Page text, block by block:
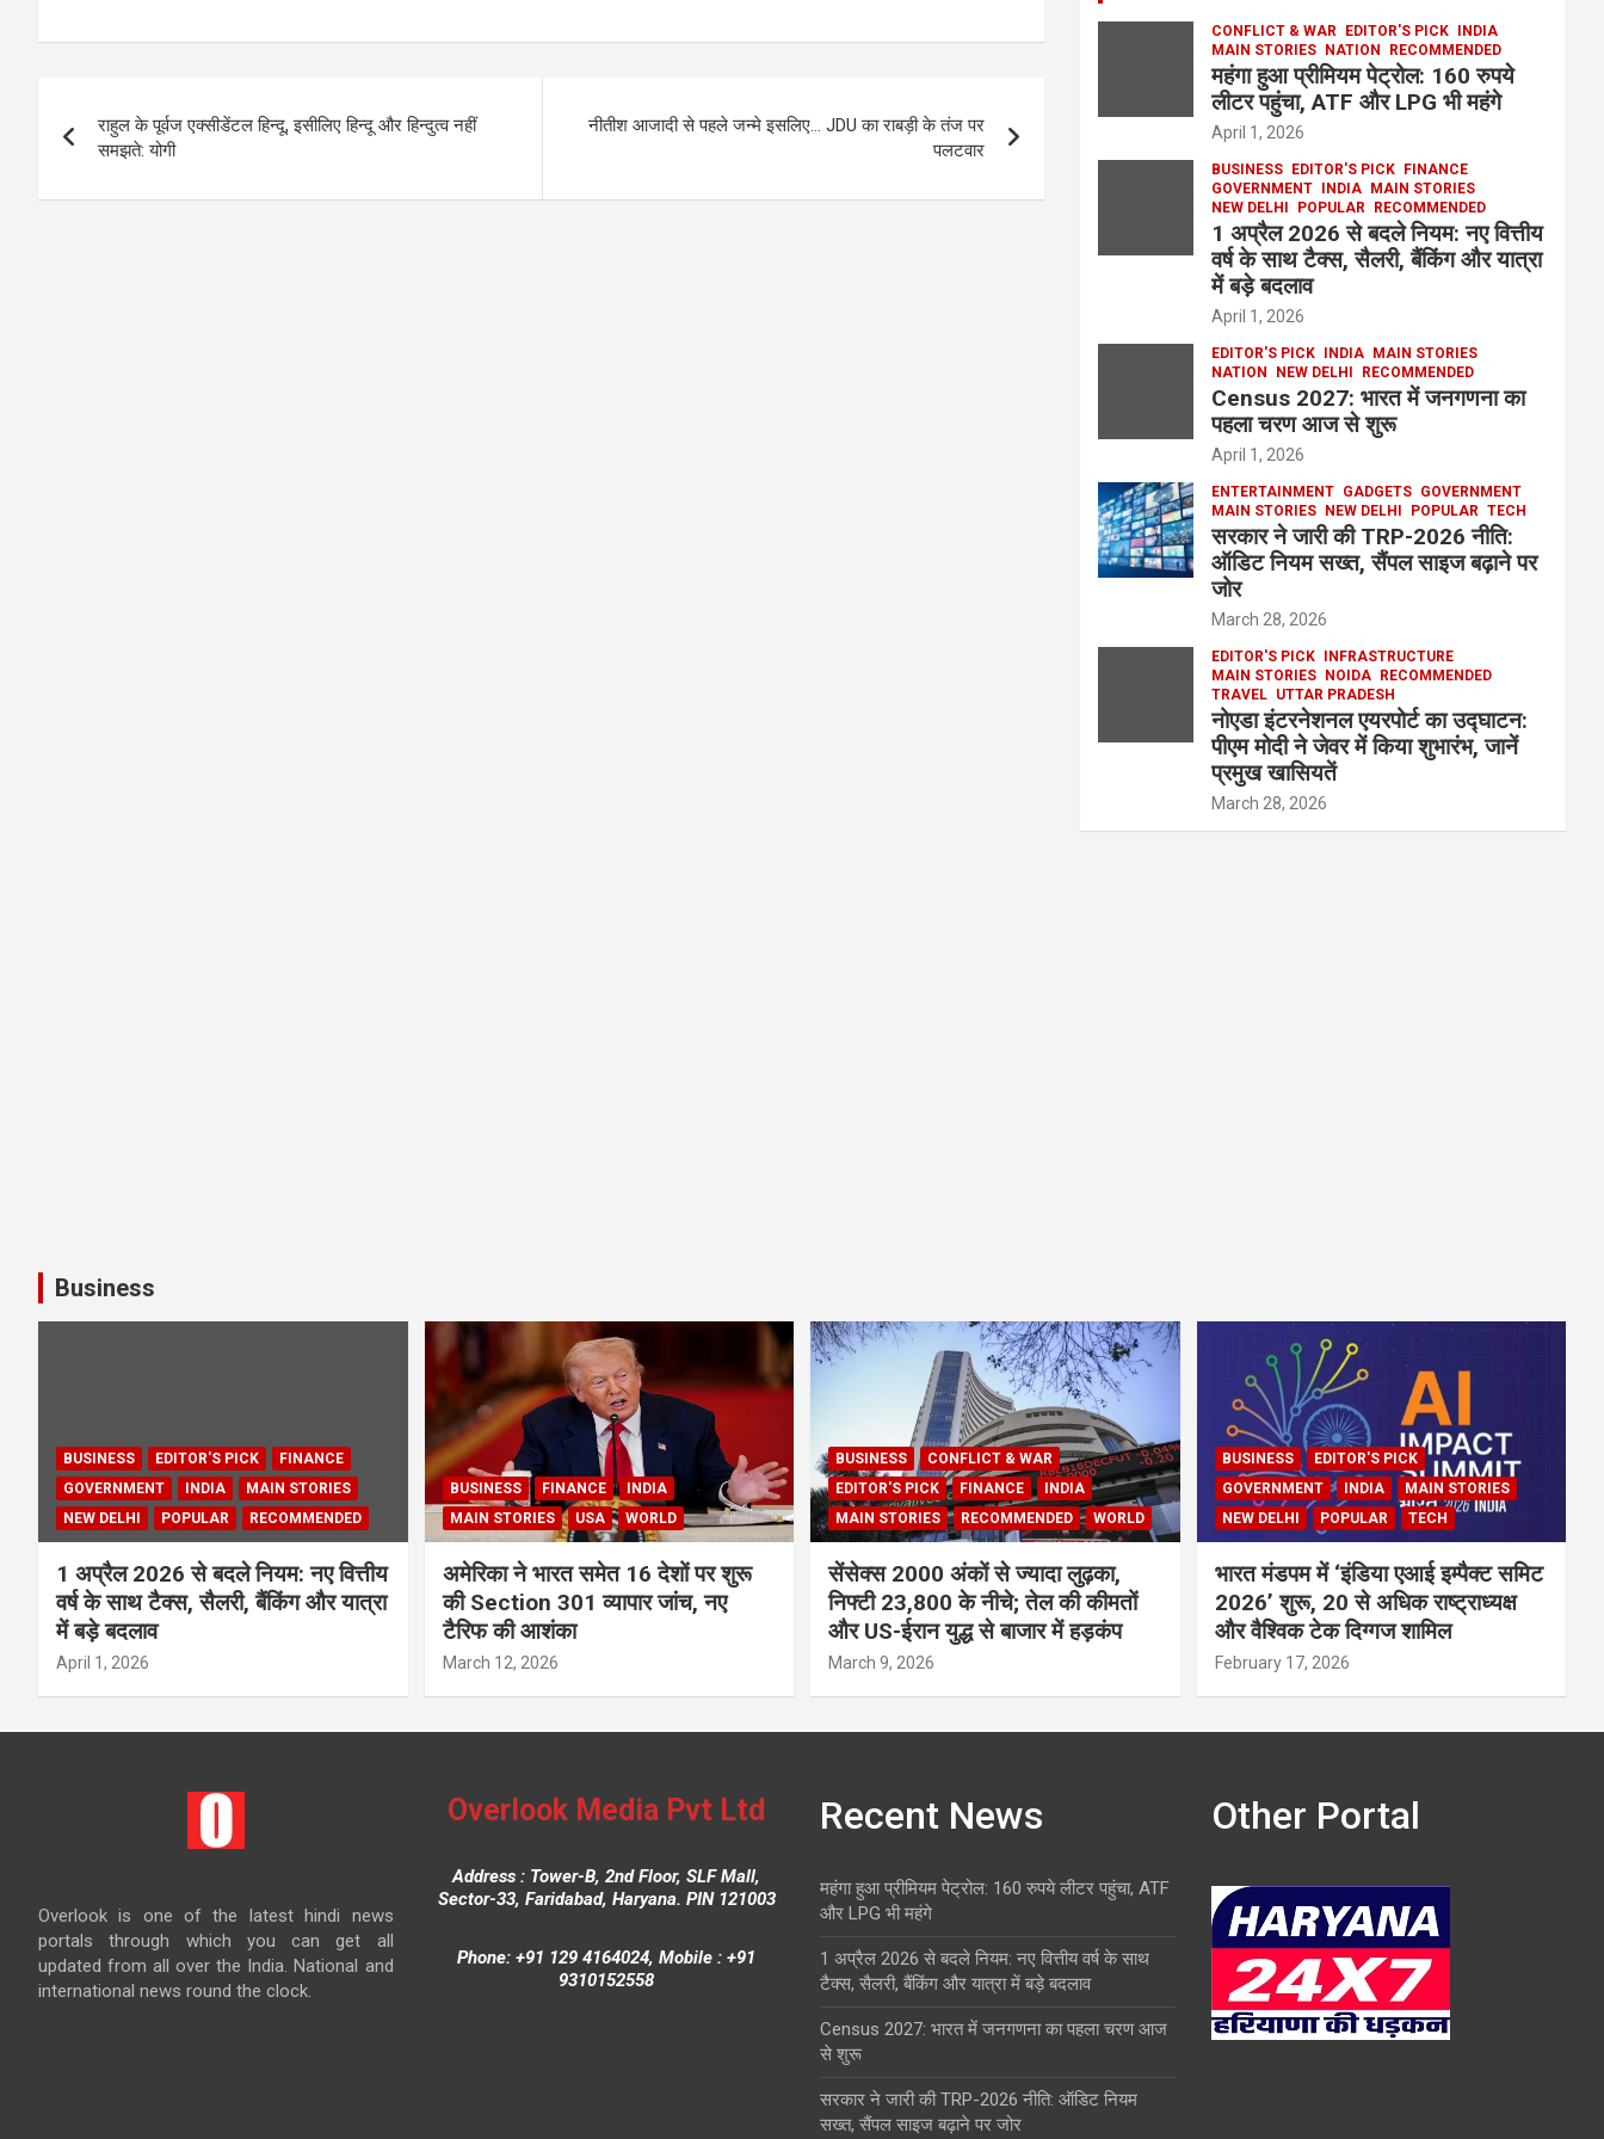
navigation
राहुल के पूर्वज एक्सीडेंटल हिन्दू, इसीलिए हिन्दू और हिन्दुत्व नहीं
समझते: योगी
नीतीश आजादी से पहले जन्मे इसलिए… JDU का राबड़ी के तंज पर
पलटवार
CONFLICT & WAR EDITOR'S PICK INDIA
MAIN STORIES NATION RECOMMENDED
महंगा हुआ प्रीमियम पेट्रोल: 160 रुपये
लीटर पहुंचा, ATF और LPG भी महंगे
April 1, 2026
BUSINESS EDITOR'S PICK FINANCE
GOVERNMENT INDIA MAIN STORIES
NEW DELHI
POPULAR RECOMMENDED
1 अप्रैल 2026 से बदले नियम: नए वित्तीय
वर्ष के साथ टैक्स, सैलरी, बैंकिंग और यात्रा
में बड़े बदलाव
April 1, 2026
EDITOR'S PICK INDIA MAIN STORIES
NATION
NEW DELHI RECOMMENDED
Census 2027: भारत में जनगणना का
पहला चरण आज से शुरू
April 1, 2026
ENTERTAINMENT GADGETS GOVERNMENT
MAIN STORIES NEW DELHI POPULAR TECH
सरकार ने जारी की TRP-2026 नीति:
ऑडिट नियम सख्त, सैंपल साइज बढ़ाने पर
जोर
March 28, 2026
EDITOR'S PICK INFRASTRUCTURE
MAIN STORIES NOIDA RECOMMENDED
TRAVEL UTTAR PRADESH
नोएडा इंटरनेशनल एयरपोर्ट का उद्घाटन:
पीएम मोदी ने जेवर में किया शुभारंभ, जानें
प्रमुख खासियतें
March 28, 2026
Business
BUSINESS EDITOR'S PICK
FINANCE
GOVERNMENT
INDIA
MAIN STORIES
NEW DELHI
POPULAR RECOMMENDED
1 अप्रैल 2026 से बदले नियम: नए वित्तीय
वर्ष के साथ टैक्स, सैलरी, बैंकिंग और यात्रा
में बड़े बदलाव
April 1, 2026
BUSINESS FINANCE
INDIA
MAIN STORIES
USA WORLD
अमेरिका ने भारत समेत 16 देशों पर शुरू
की Section 301 व्यापार जांच, नए
टैरिफ की आशंका
March 12, 2026
BUSINESS
CONFLICT & WAR
EDITOR'S PICK
FINANCE
INDIA
MAIN STORIES
RECOMMENDED WORLD
सेंसेक्स 2000 अंकों से ज्यादा लुढ़का,
निफ्टी 23,800 के नीचे; तेल की कीमतों
और US-ईरान युद्ध से बाजार में हड़कंप
March 9, 2026
BUSINESS
EDITOR'S PICK
GOVERNMENT
INDIA
MAIN STORIES
NEW DELHI
POPULAR TECH
भारत मंडपम में ‘इंडिया एआई इम्पैक्ट समिट
2026’ शुरू, 20 से अधिक राष्ट्राध्यक्ष
और वैश्विक टेक दिग्गज शामिल
February 17, 2026
Overlook is one of the latest hindi news
portals through which you can get all
updated from all over the India. National and
international news round the clock.
Overlook Media Pvt Ltd
Address : Tower-B, 2nd Floor, SLF Mall,
Sector-33, Faridabad, Haryana. PIN 121003
Phone: +91 129 4164024, Mobile : +91
9310152558
Recent News
महंगा हुआ प्रीमियम पेट्रोल: 160 रुपये लीटर पहुंचा, ATF
और LPG भी महंगे
1 अप्रैल 2026 से बदले नियम: नए वित्तीय वर्ष के साथ
टैक्स, सैलरी, बैंकिंग और यात्रा में बड़े बदलाव
Census 2027: भारत में जनगणना का पहला चरण आज
से शुरू
सरकार ने जारी की TRP-2026 नीति: ऑडिट नियम
सख्त, सैंपल साइज बढ़ाने पर जोर
Other Portal